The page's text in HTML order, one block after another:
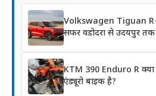
Volkswagen Tiguan
सफर वडोदरा से उदयपुर तक
KTM 390 Enduro R
एंड्यूरो बाइक है?